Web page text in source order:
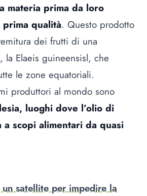
materia prima da loro
qualità. Questo prodotto
dei frutti di una
la Elaeis guineensisl, che
le zone equatoriali.
produttori al mondo sono
luoghi dove l’olio di
a scopi alimentari da quasi
satellite per impedire la